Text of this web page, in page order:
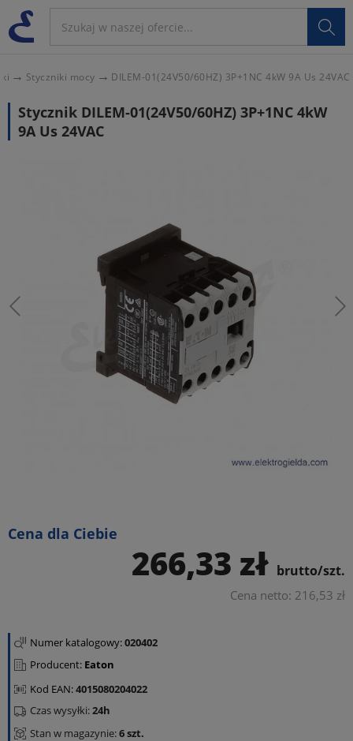

Styczniki mocy DILEM-01(24V50/60HZ) 3P+1NC 4kW 9A Us 24VAC
Stycznik DILEM-01(24V50/60HZ) 3P+1NC 4kW
9A Us 24VAC
Cena dla Ciebie
266,33 zł brutto/szt.
Cena netto: 216,53 zł
Numer katalogowy:020402
Producent: Eaton
Kod EAN:4015080204022
Stan w magazynie:6 szt.
Czas wysyłki:24h